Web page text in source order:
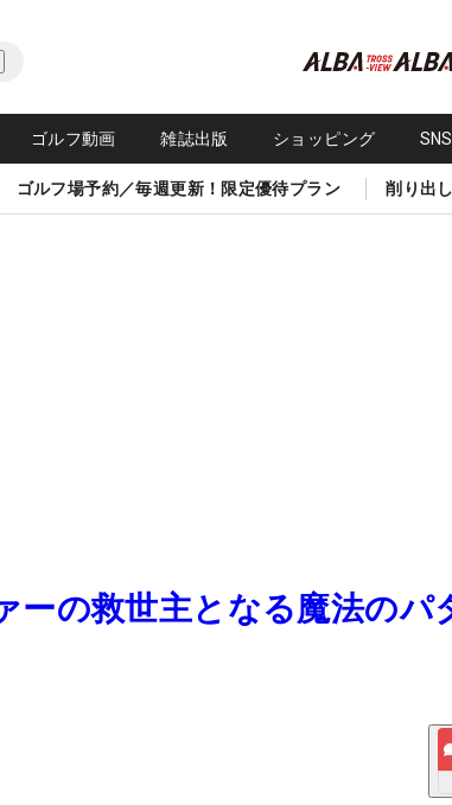
ゴルフ動画 雑誌出版 ショッピング
ゴルフ場予約／毎週更新！限定優待プラン 削り出
ーの救世主となる魔法のパ